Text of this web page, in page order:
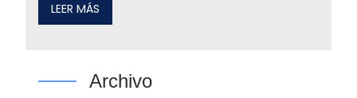
LEER MÁS
Archivo